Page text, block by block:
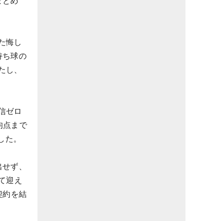
悔し
ち球の
、
ゼロ
点まで
。
ず、
迎え
約を結